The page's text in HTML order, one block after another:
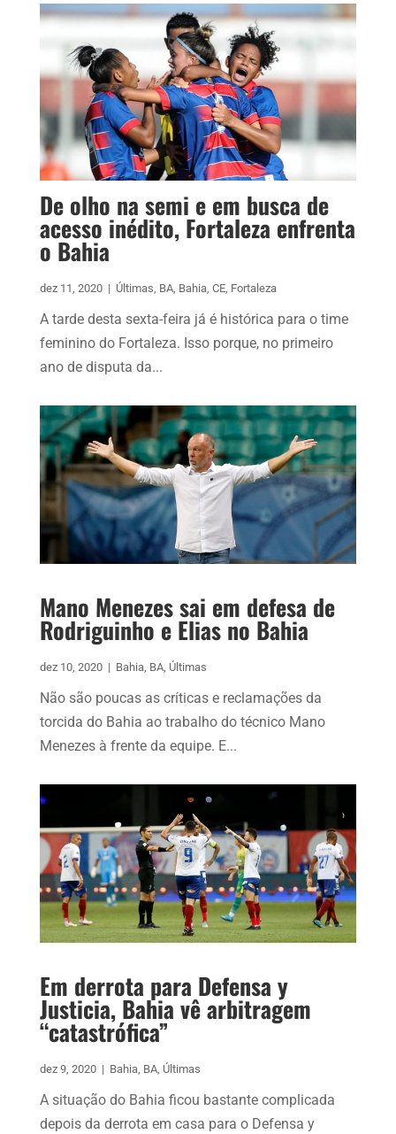
De olho na semi e em busca de
acesso inédito, Fortaleza enfrenta
o Bahia
dez 11, 2020 | Últimas, BA, Bahia, CE, Fortaleza
A tarde desta sexta-feira já é histórica para o time
feminino do Fortaleza. Isso porque, no primeiro
ano de disputa da...
Mano Menezes sai em defesa de
Rodriguinho e Elias no Bahia
dez 10, 2020 | Bahia, BA, Últimas
Não são poucas as críticas e reclamações da
torcida do Bahia ao trabalho do técnico Mano
Menezes à frente da equipe. E...
Em derrota para Defensa y
Justicia, Bahia vê arbitragem
“catastrófica”
dez 9, 2020 | Bahia, BA, Últimas
A situação do Bahia ficou bastante complicada
depois da derrota em casa para o Defensa y